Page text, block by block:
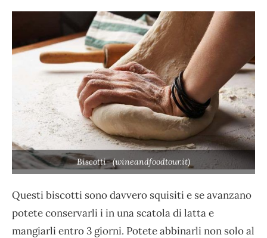
Biscotti- (wineandfoodtour.it)
Questi biscotti sono davvero squisiti e se avanzano
potete conservarli i in una scatola di latta e
mangiarli entro 3 giorni. Potete abbinarli non solo al